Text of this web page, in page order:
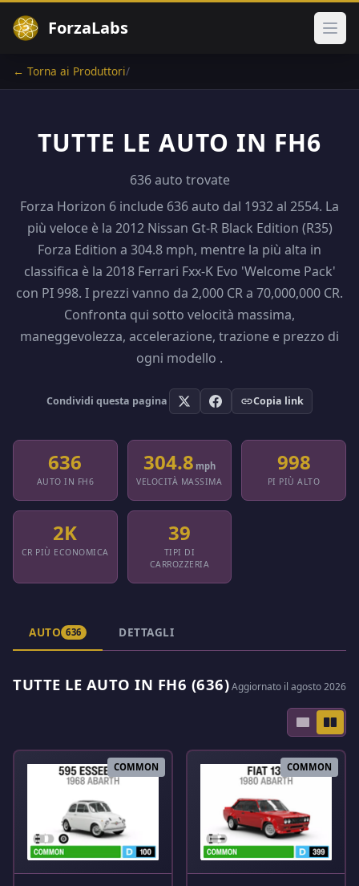
ForzaLabs Apri
← Torna ai Produttori/
TUTTE LE AUTO IN FH6
636 auto trovate
Forza Horizon 6 include 636 auto dal 1932 al 2554. La
più veloce è la 2012 Nissan Gt-R Black Edition (R35)
Forza Edition a 304.8 mph, mentre la più alta in
classifica è la 2018 Ferrari Fxx-K Evo 'Welcome Pack'
con PI 998. I prezzi vanno da 2,000 CR a 70,000,000 CR.
Confronta qui sotto velocità massima,
maneggevolezza, accelerazione, trazione e prezzo di
ogni modello .
Condividi questa pagina Copia link
636
AUTO IN FH6
304.8 mph
VELOCITÀ MASSIMA
998
PI PIÙ ALTO
2K
CR PIÙ ECONOMICA
39
TIPI DI
CARROZZERIA
AUTO 636 DETTAGLI
TUTTE LE AUTO IN FH6 (636)Aggiornato il agosto 2026
COMMON COMMON